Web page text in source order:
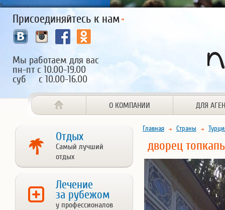
<
Присоединяйтесь к нам
Мы работаем для вас
пн-пт с 10.00-19.00
суб с 10.00-16.00
О КОМПАНИИ ДЛЯ
Отдых
Самый лучший
отдых
Лечение
за рубежом
у профессионалов
Главная Страны
дворец